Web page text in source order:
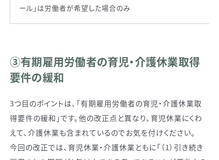
ール」は労働者が希望した場合のみ
③有期雇用労働者の育児・介護休業取得
要件の緩和
3つ目のポイントは、「有期雇用労働者の育児・介護休業取
得要件の緩和」です。他の改正点と異なり、育児休業にくわ
えて、介護休業も含まれているのでお気を付けください。
今回の改正では、育児休業・介護休業ともに「（1）引き続き